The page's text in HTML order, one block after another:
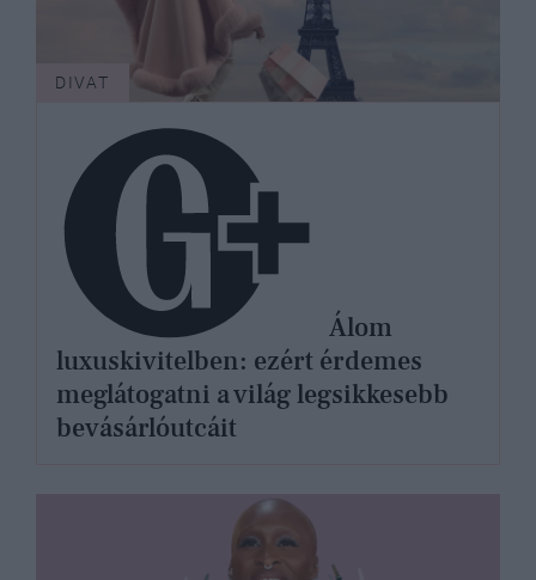
DIVAT
Álom
luxuskivitelben: ezért érdemes
meglátogatni a világ legsikkesebb
bevásárlóutcáit